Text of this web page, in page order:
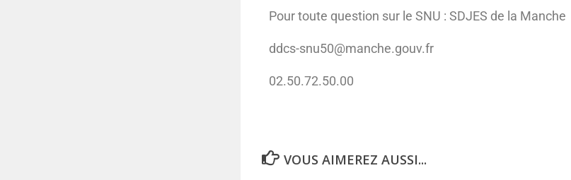
Pour toute question sur le SNU : SDJES de la Manche
ddcs-snu50@manche.gouv.fr
02.50.72.50.00
VOUS AIMEREZ AUSSI...